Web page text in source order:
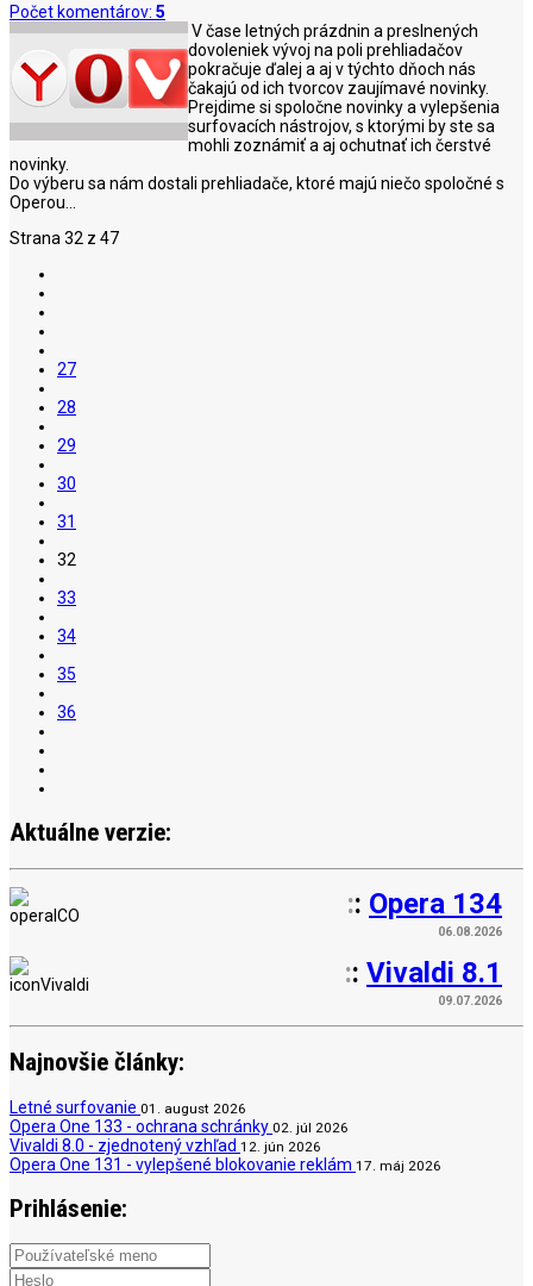
Počet komentárov: 5
V čase letných prázdnin a preslnených
dovoleniek vývoj na poli prehliadačov
pokračuje ďalej a aj v týchto dňoch nás
čakajú od ich tvorcov zaujímavé novinky.
Prejdime si spoločne novinky a vylepšenia
surfovacích nástrojov, s ktorými by ste sa
mohli zoznámiť a aj ochutnať ich čerstvé
novinky.
Do výberu sa nám dostali prehliadače, ktoré majú niečo spoločné s
Operou...
Strana 32 z 47
27
28
29
30
31
32
33
34
35
36
Aktuálne verzie:
:: Opera 134
06.08.2026
:: Vivaldi 8.1
09.07.2026
Najnovšie články:
Letné surfovanie 01. august 2026
Opera One 133 - ochrana schránky 02. júl 2026
Vivaldi 8.0 - zjednotený vzhľad 12. jún 2026
Opera One 131 - vylepšené blokovanie reklám 17. máj 2026
Prihlásenie: